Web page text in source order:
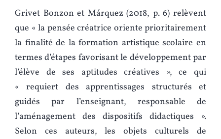
Grivet Bonzon et Márquez (2018, p. 6) relèvent
que « la pensée créatrice oriente prioritairement
la finalité de la formation artistique scolaire en
termes d’étapes favorisant le développement par
l’élève de ses aptitudes créatives », ce qui
« requiert des apprentissages structurés et
guidés par l’enseignant, responsable de
l’aménagement des dispositifs didactiques ».
Selon ces auteurs, les objets culturels de